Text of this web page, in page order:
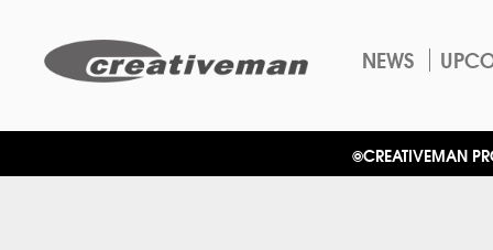
NEWS
©CREATIVEMAN